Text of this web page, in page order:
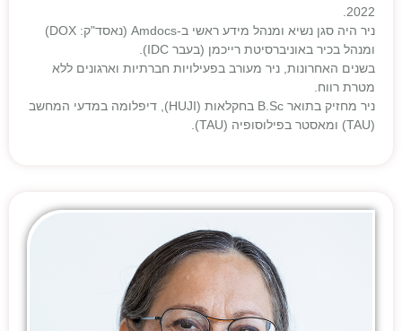
2022.
ניר היה סגן נשיא ומנהל מידע ראשי ב-Amdocs (נאסד"ק: DOX)
ומנהל בכיר באוניברסיטת רייכמן (בעבר IDC).
בשנים האחרונות, ניר מעורב בפעילויות חברתיות וארגונים ללא
מטרת רווח.
ניר מחזיק בתואר B.Sc בחקלאות (HUJI), דיפלומה במדעי המחשב
(TAU) ומאסטר בפילוסופיה (TAU).